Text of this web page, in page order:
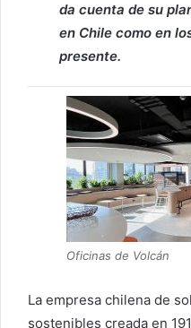
da cuenta de su
en Chile como en
presente.
Oficinas de Volcán
La empresa chilena de
sostenibles creada en